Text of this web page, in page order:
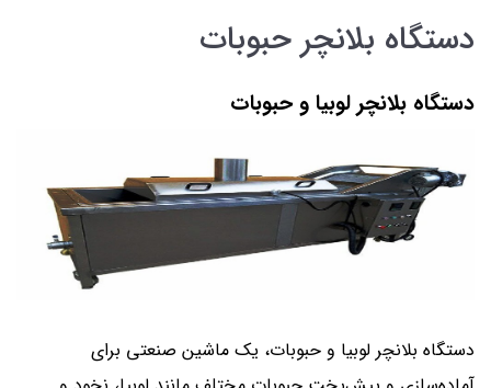
دستگاه بلانچر حبوبات
دستگاه بلانچر لوبیا و حبوبات
دستگاه بلانچر لوبیا و حبوبات، یک ماشین صنعتی برای